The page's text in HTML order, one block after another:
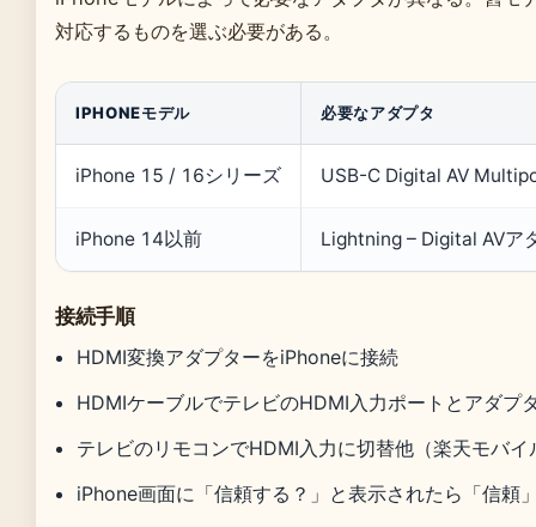
対応するものを選ぶ必要がある。
IPHONEモデル 必要なアダプタ
iPhone 15 / 16シリーズ USB-C Digital AV
iPhone 14以前 Lightning – Digital AVア
接続手順
HDMI変換アダプターをiPhoneに接続
HDMIケーブルでテレビのHDMI入力ポートとアダプ
テレビのリモコンでHDMI入力に切替他（楽天モバ
iPhone画面に「信頼する？」と表示されたら「信頼